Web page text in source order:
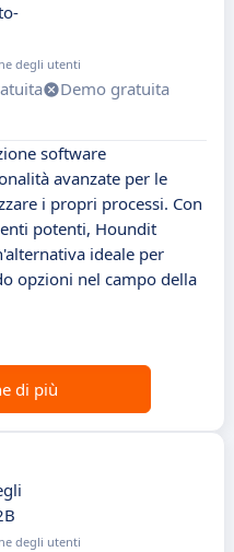
degli utenti
Demo gratuita
software
avanzate per le
i propri processi. Con
potenti, Houndit
ideale per
opzioni nel campo della
di più
degli utenti